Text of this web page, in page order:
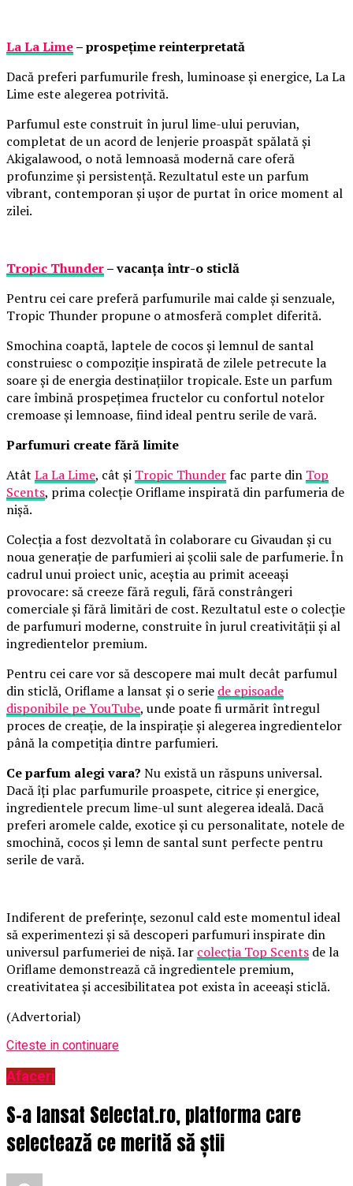
La La Lime– prospețime reinterpretată
Dacă preferi parfumurile fresh, luminoase și energice, La La
Lime este alegerea potrivită.
Parfumul este construit în jurul lime-ului peruvian,
completat de un acord de lenjerie proaspăt spălată și
Akigalawood, o notă lemnoasă modernă care oferă
profunzime și persistență. Rezultatul este un parfum
vibrant, contemporan și ușor de purtat în orice moment al
zilei.
Tropic Thunder– vacanța într-o sticlă
Pentru cei care preferă parfumurile mai calde și senzuale,
Tropic Thunder propune o atmosferă complet diferită.
Smochina coaptă, laptele de cocos și lemnul de santal
construiesc o compoziție inspirată de zilele petrecute la
soare și de energia destinațiilor tropicale. Este un parfum
care îmbină prospețimea fructelor cu confortul notelor
cremoase și lemnoase, fiind ideal pentru serile de vară.
Parfumuri create fără limite
Atât La La Lime, cât și Tropic Thunderfac parte din Top
Scents, prima colecție Oriflame inspirată din parfumeria de
nișă.
Colecția a fost dezvoltată în colaborare cu Givaudan și cu
noua generație de parfumieri ai școlii sale de parfumerie. În
cadrul unui proiect unic, aceștia au primit aceeași
provocare: să creeze fără reguli, fără constrângeri
comerciale și fără limitări de cost. Rezultatul este o colecție
de parfumuri moderne, construite în jurul creativității și al
ingredientelor premium.
Pentru cei care vor să descopere mai mult decât parfumul
din sticlă, Oriflame a lansat și o serie de episoade
disponibile pe YouTube, unde poate fi urmărit întregul
proces de creație, de la inspirație și alegerea ingredientelor
până la competiția dintre parfumieri.
Ce parfum alegi vara? Nu există un răspuns universal.
Dacă îți plac parfumurile proaspete, citrice și energice,
ingredientele precum lime-ul sunt alegerea ideală. Dacă
preferi aromele calde, exotice și cu personalitate, notele de
smochină, cocos și lemn de santal sunt perfecte pentru
serile de vară.
Indiferent de preferințe, sezonul cald este momentul ideal
să experimentezi și să descoperi parfumuri inspirate din
universul parfumeriei de nișă. Iar colecția Top Scents de la
Oriflame demonstrează că ingredientele premium,
creativitatea și accesibilitatea pot exista în aceeași sticlă.
(Advertorial)
Citeste in continuare
Afaceri
S-a lansat Selectat.ro, platforma care
selectează ce merită să știi